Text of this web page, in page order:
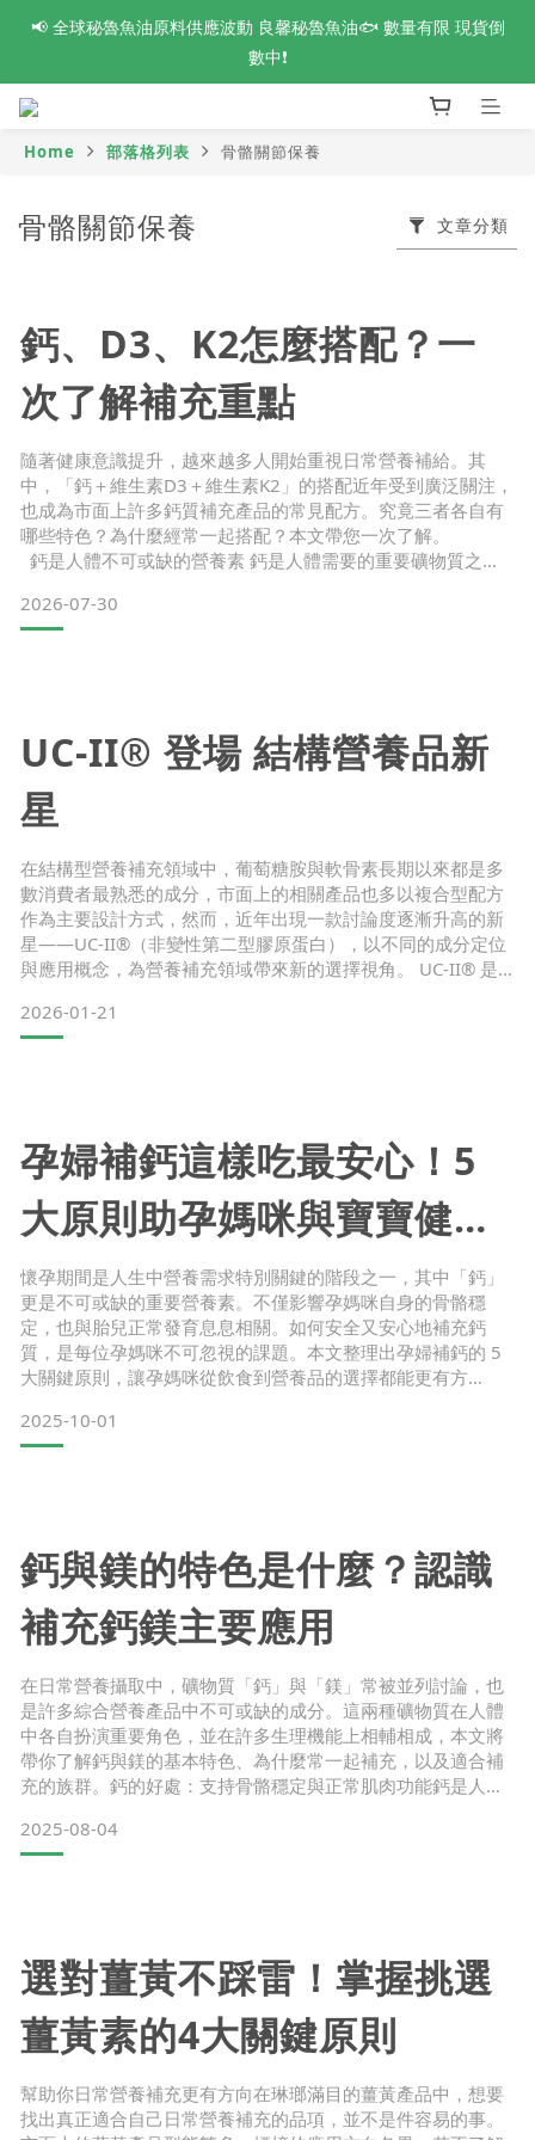
活力88節 爸氣來襲🔥 指定系列最高【買8送4】❗全館滿額最高現
折$1188 新會員再享首購免運🆓
📢 全球秘魯魚油原料供應波動 良馨秘魯魚油🐟 數量有限 現貨倒
數中❗
折$1188 新會員再享首購免運🆓
Home 部落格列表 骨骼關節保養
骨骼關節保養 文章分類
鈣、D3、K2怎麼搭配？一
次了解補充重點
隨著健康意識提升，越來越多人開始重視日常營養補給。其
中，「鈣＋維生素D3＋維生素K2」的搭配近年受到廣泛關注，
也成為市面上許多鈣質補充產品的常見配方。究竟三者各自有
哪些特色？為什麼經常一起搭配？本文帶您一次了解。
鈣是人體不可或缺的營養素 鈣是人體需要的重要礦物質之
取，例如：
牛奶優格起司小魚乾豆製品深綠色蔬菜 若平時飲食較不均衡，
2026-07-30
UC-II® 登場 結構營養品新
星
在結構型營養補充領域中，葡萄糖胺與軟骨素長期以來都是多
數消費者最熟悉的成分，市面上的相關產品也多以複合型配方
作為主要設計方式，然而，近年出現一款討論度逐漸升高的新
星——UC-II®（非變性第二型膠原蛋白），以不同的成分定位
與應用概念，為營養補充領域帶來新的選擇視角。 UC-II® 是
II Collagen）的簡稱，屬於近年在營養補充領域中受到關注的
原料之一。
2026-01-21
孕婦補鈣這樣吃最安心！5
大原則助孕媽咪與寶寶健康
發展
懷孕期間是人生中營養需求特別關鍵的階段之一，其中「鈣」
更是不可或缺的重要營養素。不僅影響孕媽咪自身的骨骼穩
定，也與胎兒正常發育息息相關。如何安全又安心地補充鈣
質，是每位孕媽咪不可忽視的課題。本文整理出孕婦補鈣的 5
大關鍵原則，讓孕媽咪從飲食到營養品的選擇都能更有方
懷孕期間，胎兒成長過程會逐漸建立骨骼結構，若母體攝取的
鈣質不足，可能影響體內平衡，甚至需動用媽媽體內原有的鈣
2025-10-01
鈣與鎂的特色是什麼？認識
補充鈣鎂主要應用
在日常營養攝取中，礦物質「鈣」與「鎂」常被並列討論，也
是許多綜合營養產品中不可或缺的成分。這兩種礦物質在人體
中各自扮演重要角色，並在許多生理機能上相輔相成，本文將
帶你了解鈣與鎂的基本特色、為什麼常一起補充，以及適合補
充的族群。鈣的好處：支持骨骼穩定與正常肌肉功能鈣是人體
身體結構的重要組成之一。維持骨骼與牙齒的正常發育及健康
幫助血液正常的凝固功能有助於肌肉與心臟的正常收縮及神經
2025-08-04
選對薑黃不踩雷！掌握挑選
薑黃素的4大關鍵原則
幫助你日常營養補充更有方向在琳瑯滿目的薑黃產品中，想要
找出真正適合自己日常營養補充的品項，並不是件容易的事。